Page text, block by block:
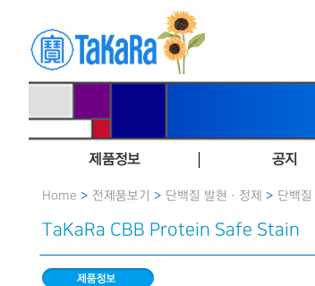
제품정보 공지
Home > 전제품보기 > 단백질 발현 · 정제 > 단백
TaKaRa CBB Protein Safe Stain